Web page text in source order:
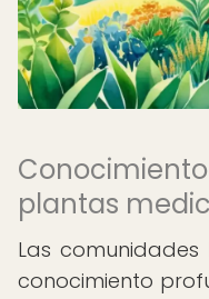
plantas
Las
conocimiento